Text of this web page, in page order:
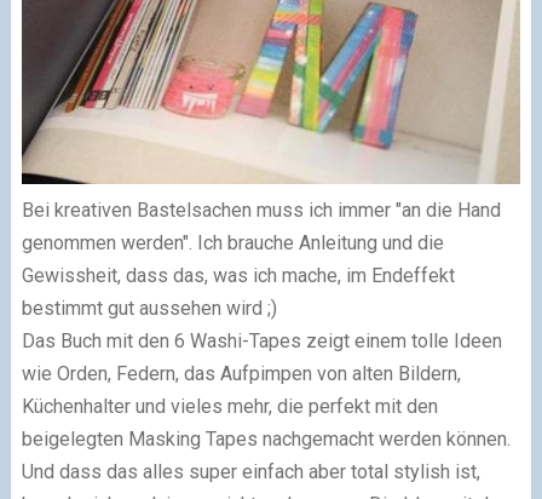
Bei kreativen Bastelsachen muss ich immer "an die Hand
genommen werden". Ich brauche Anleitung und die
Gewissheit, dass das, was ich mache, im Endeffekt
bestimmt gut aussehen wird ;)
Das Buch mit den 6 Washi-Tapes zeigt einem tolle Ideen
wie Orden, Federn, das Aufpimpen von alten Bildern,
Küchenhalter und vieles mehr, die perfekt mit den
beigelegten Masking Tapes nachgemacht werden können.
Und dass das alles super einfach aber total stylish ist,